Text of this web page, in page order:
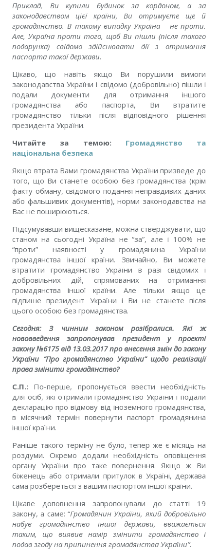
Приклад, Ви купили будинок за кордоном, а за
законодавством цієї країни, Ви отримуєте ще й
громадянство. В такому випадку Україна – не проти.
Але, Україна проти того, щоб Ви пішли (після такого
подарунка) свідомо здійснювати дії з отримання
паспорта такої держави.
Цікаво, що навіть якщо Ви порушили вимоги
законодавства України і свідомо (добровільно) пішли і
подали документи для отримання іншого
громадянства або паспорта, Ви втратите
громадянство тільки після відповідного рішення
президента України.
Читайте за темою: Громадянство та
національна безпека
Якщо втрата Вами громадянства України призведе до
того, що Ви станете особою без громадянства (крім
факту обману, свідомого подання неправдивих даних
або фальшивих документів), норми законодавства на
Вас не поширюються.
Підсумувавши вищесказане, можна стверджувати, що
станом на сьогодні Україна не “за”, але і 100% не
“проти” наявності у громадянина України
громадянства іншої країни. Звичайно, Ви можете
втратити громадянство України в разі свідомих і
добровільних дій, спрямованих на отримання
громадянства іншої країни. Але тільки якщо це
підпише президент України і Ви не станете після
цього особою без громадянства.
Сегодня: З чинним законом розібралися. Які ж
нововведення запропонував президент у проекті
закону №6175 від 13.03.2017 про внесення змін до закону
України “Про громадянство України” щодо реалізації
права змінити громадянство?
С.П.: По-перше, пропонується ввести необхідність
для осіб, які отримали громадянство України і подали
декларацію про відмову від іноземного громадянства,
в місячний термін повернути паспорт громадянина
іншої країни.
Раніше такого терміну не було, тепер же є місяць на
роздуми. Окремо додали необхідність оповіщення
органу України про таке повернення. Якщо ж Ви
біженець або отримали притулок в Україні, держава
сама розбереться з вашим паспортом іншої країни.
Цікаве доповнення запропонували до статті 19
закону, а саме: “Громадянин України, який добровільно
набув громадянство іншої держави, вважається
таким, що виявив намір змінити громадянство і
подав згоду на припинення громадянства України”.